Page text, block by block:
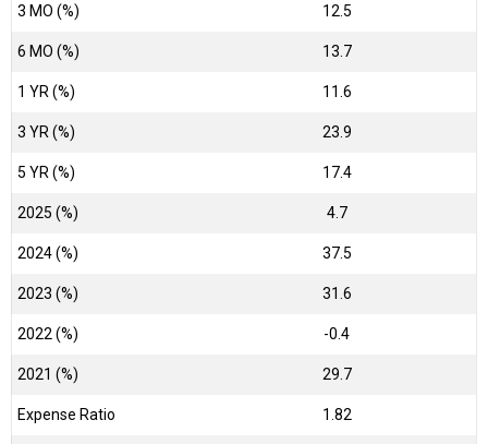
3 MO (%) 12.5
6 MO (%) 13.7
1 YR (%) 11.6
3 YR (%) 23.9
5 YR (%) 17.4
2025 (%) 4.7
2024 (%) 37.5
2023 (%) 31.6
2022 (%) -0.4
2021 (%) 29.7
Expense Ratio 1.82